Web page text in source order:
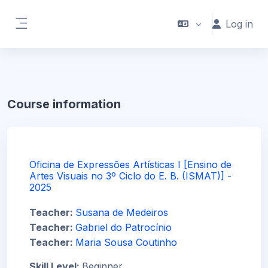
Log in
Course information
Oficina de Expressões Artísticas I [Ensino de
Artes Visuais no 3º Ciclo do E. B. (ISMAT)] -
2025
Teacher: Susana de Medeiros
Teacher: Gabriel do Patrocínio
Teacher: Maria Sousa Coutinho